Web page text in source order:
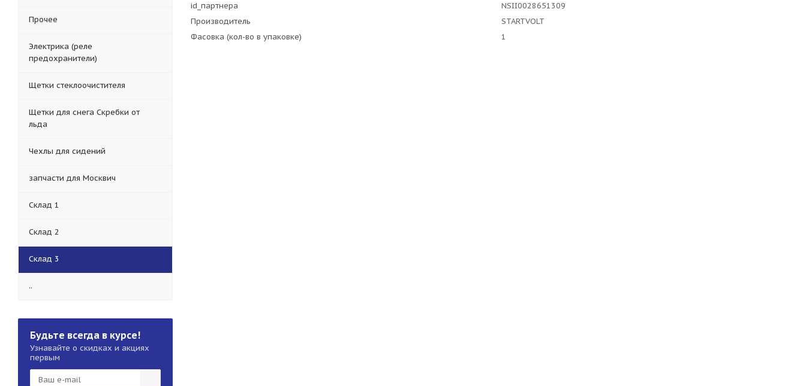
id_партнера
NSII0028651309
Производитель
STARTVOLT
Фасовка (кол-во в упаковке)
1
Прочее
Электрика (реле
предохранители)
Щетки стеклоочистителя
Щетки для снега Скребки от
льда
Чехлы для сидений
запчасти для Москвич
Склад 1
Склад 2
Склад 3
..
Будьте всегда в курсе!
Узнавайте о скидках и акциях
первым